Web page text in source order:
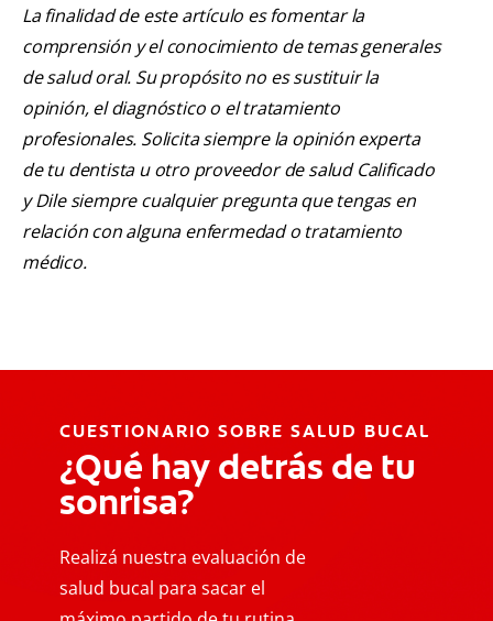
La finalidad de este artículo es fomentar la
comprensión y el conocimiento de temas generales
de salud oral. Su propósito no es sustituir la
opinión, el diagnóstico o el tratamiento
profesionales. Solicita siempre la opinión experta
de tu dentista u otro proveedor de salud Calificado
y Dile siempre cualquier pregunta que tengas en
relación con alguna enfermedad o tratamiento
médico.
CUESTIONARIO SOBRE SALUD BUCAL
¿Qué hay detrás de tu
sonrisa?
Realizá nuestra evaluación de
salud bucal para sacar el